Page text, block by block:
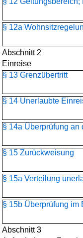
§ 12a
Abschnitt 2
Einreise
§ 13 Grenzübertritt
§ 14 Unerlaubte
§ 14a Überprüfung an
§ 15 Zurückweisung
§ 15a Verteilung
§ 15b Überprüfung im
Abschnitt 3